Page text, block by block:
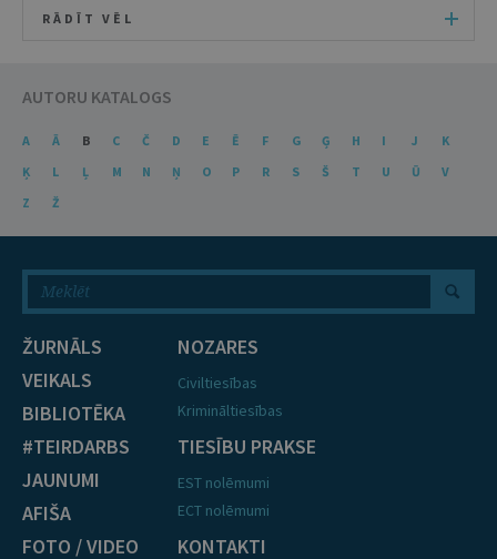
RĀDĪT VĒL
AUTORU KATALOGS
A Ā B C Č D E Ē F G Ģ H I J
K
Ķ
L Ļ M N Ņ O P R S Š T U Ū
V
Z
Ž
ŽURNĀLS
VEIKALS
BIBLIOTĒKA
#TEIRDARBS
JAUNUMI
AFIŠA
FOTO / VIDEO
NOZARES
Civiltiesības
Krimināltiesības
TIESĪBU PRAKSE
EST nolēmumi
ECT nolēmumi
KONTAKTI